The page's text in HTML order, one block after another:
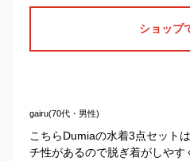
ショップ
gairu(70代・男性)
こちらDumiaの水着3点セット
チ性があるので脱ぎ着がしやす